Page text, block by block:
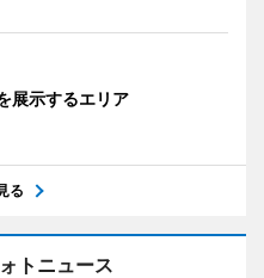
展示するエリア
る
トニュース